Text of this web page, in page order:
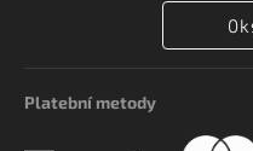
0
Platební metody